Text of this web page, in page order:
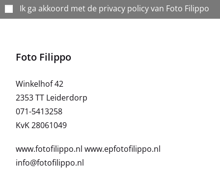
Ik ga akkoord met de privacy policy van Foto Filippo
Foto Filippo
Winkelhof 42
2353 TT Leiderdorp
071-5413258
KvK 28061049
www.fotofilippo.nlwww.epfotofilippo.nl
info@fotofilippo.nl